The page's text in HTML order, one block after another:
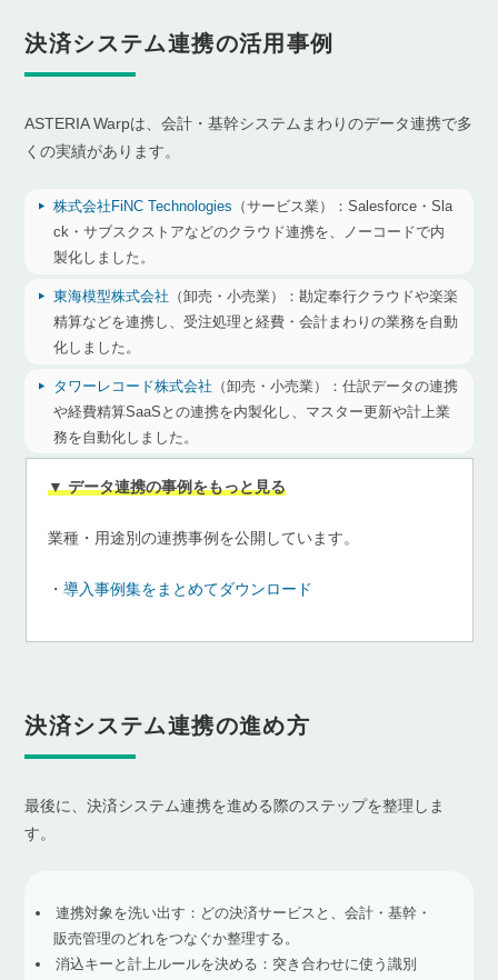
決済システム連携の活用事例
ASTERIA Warpは、会計・基幹システムまわりのデータ連携で多
くの実績があります。
株式会社FiNC Technologies （サービス業）：Salesforce・Sla
ck・サブスクストアなどのクラウド連携を、ノーコードで内
製化しました。
東海模型株式会社 （卸売・小売業）：勘定奉行クラウドや楽楽
精算などを連携し、受注処理と経費・会計まわりの業務を自動
化しました。
タワーレコード株式会社 （卸売・小売業）：仕訳データの連携
や経費精算SaaSとの連携を内製化し、マスター更新や計上業
務を自動化しました。
▼ データ連携の事例をもっと見る
業種・用途別の連携事例を公開しています。
・ 導入事例集をまとめてダウンロード
決済システム連携の進め方
最後に、決済システム連携を進める際のステップを整理しま
す。
連携対象を洗い出す：どの決済サービスと、会計・基幹・
販売管理のどれをつなぐか整理する。
消込キーと計上ルールを決める：突き合わせに使う識別